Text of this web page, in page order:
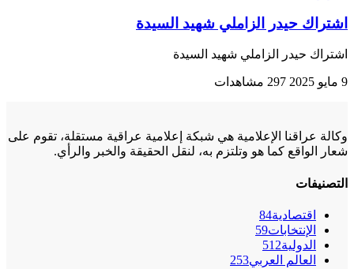
اشتراك حيدر الزاملي شهيد السيدة
اشتراك حيدر الزاملي شهيد السيدة
9 مايو 2025 297 مشاهدات
وكالة عراقنا الإعلامية هي شبكة إعلامية عراقية مستقلة، تقوم على
شعار الواقع كما هو وتلتزم به، لنقل الحقيقة والخبر والرأي.
التصنيفات
اقتصادية84
الإنتخابات59
الدولية512
العالم العربي253